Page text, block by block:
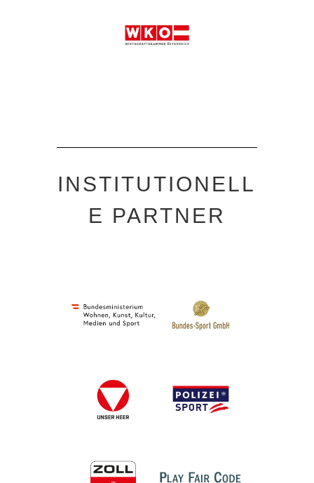
INSTITUTIONELL
E PARTNER